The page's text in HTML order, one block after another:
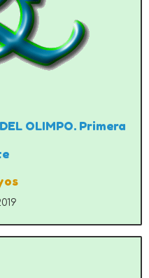
OLIMPO. Primera